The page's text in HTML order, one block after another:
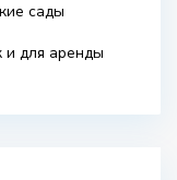
сады
и для аренды